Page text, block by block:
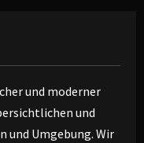
und moderner
und
und Umgebung. Wir